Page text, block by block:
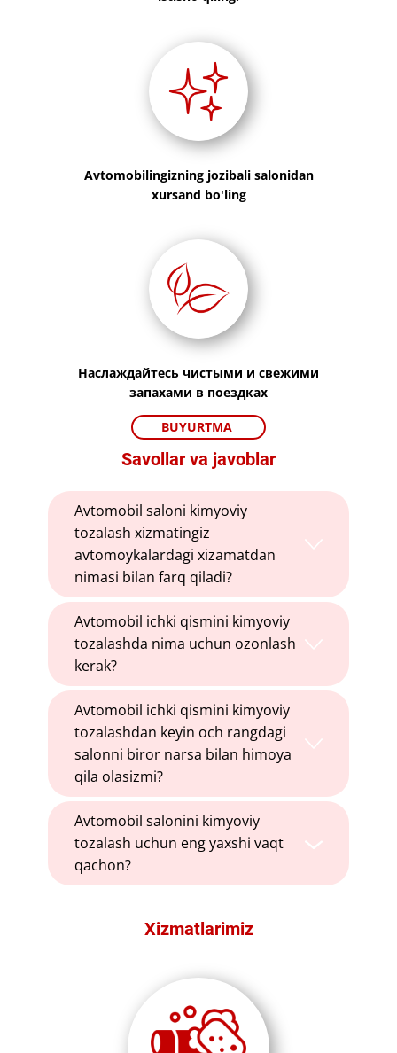
​Avtomobilingizning jozibali salonidan
xursand bo'ling
​Наслаждайтесь чистыми и свежими
запахами в поездках
BUYURTMA
​Savollar va javoblar
​​Avtomobil saloni kimyoviy
tozalash xizmatingiz
avtomoykalardagi xizamatdan
nimasi bilan farq qiladi?
​​Avtomobil ichki qismini kimyoviy
tozalashda nima uchun ozonlash
kerak?
​​Avtomobil ichki qismini kimyoviy
tozalashdan keyin och rangdagi
salonni biror narsa bilan himoya
qila olasizmi?
​​Avtomobil salonini kimyoviy
tozalash uchun eng yaxshi vaqt
qachon?
Xizmatlarimiz​